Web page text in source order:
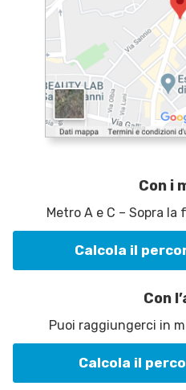
Con i
Metro A e C – Sopra
Calcola il
Con
Puoi raggiungerci in
Calcola il